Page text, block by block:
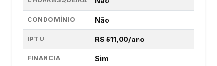
CONDOMÍNIO Não
IPTU R$ 511,00/ano
FINANCIA Sim